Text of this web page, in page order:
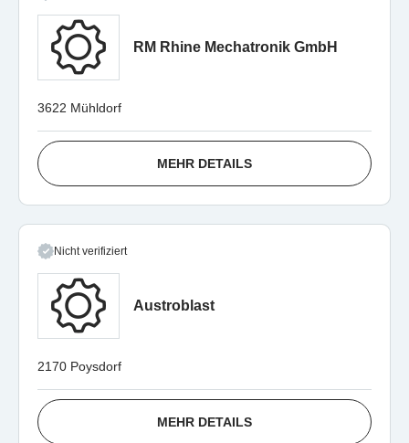
RM Rhine Mechatronik GmbH
3622 Mühldorf
MEHR DETAILS
Nicht verifiziert
Austroblast
2170 Poysdorf
MEHR DETAILS